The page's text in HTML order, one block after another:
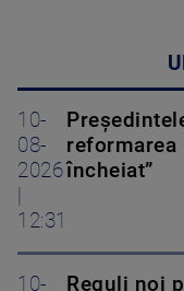
10-
08-
2026
12:31
reformarea
încheiat”
10-
Reguli noi